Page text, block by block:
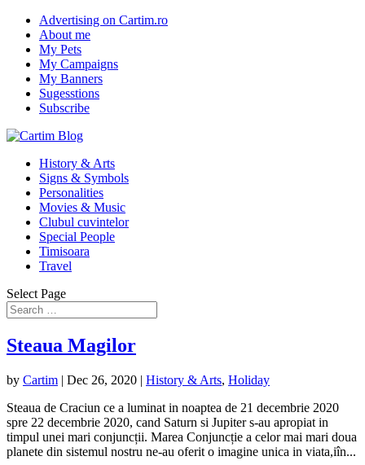
Advertising on Cartim.ro
About me
My Pets
My Campaigns
My Banners
Sugesstions
Subscribe
History & Arts
Signs & Symbols
Personalities
Movies & Music
Clubul cuvintelor
Special People
Timisoara
Travel
Select Page
Steaua Magilor
by Cartim | Dec 26, 2020 | History & Arts, Holiday
Steaua de Craciun ce a luminat in noaptea de 21 decembrie 2020
spre 22 decembrie 2020, cand Saturn si Jupiter s­-au apropiat in
timpul unei mari conjuncții. Marea Conjuncție a celor mai mari doua
planete din sistemul nostru ne-au oferit o imagine unica in viata,iîn...